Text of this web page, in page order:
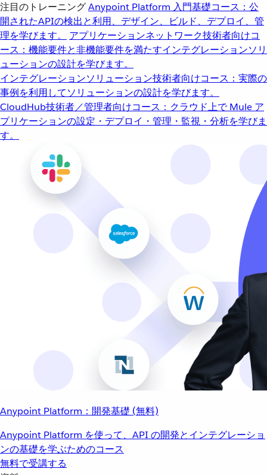
注目のトレーニングAnypoint Platform 入門基礎コース：公
開されたAPIの検出と利用、デザイン、ビルド、デプロイ、管
理を学びます。
アプリケーションネットワーク技術者向けコ
ース：機能要件と非機能要件を満たすインテグレーションソリ
ューションの設計を学びます。
インテグレーションソリューション技術者向けコース：実際の
事例を利用してソリューションの設計を学びます。
CloudHub技術者／管理者向けコース：クラウド上で Mule ア
プリケーションの設定・デプロイ・管理・監視・分析を学びま
す。
Anypoint Platform：開発基礎 (無料)
Anypoint Platform を使って、API の開発とインテグレーショ
ンの基礎を学ぶためのコース
無料で受講する